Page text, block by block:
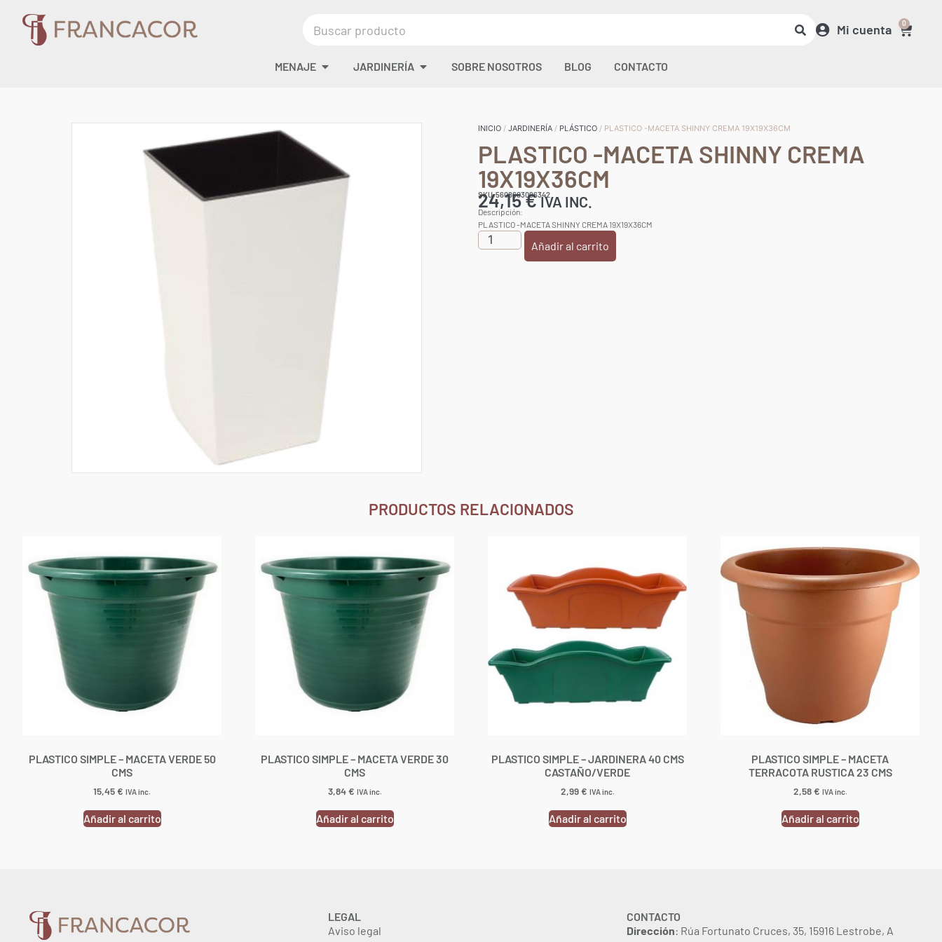
Mi cuenta 0
MENAJE JARDINERÍA SOBRE NOSOTROS BLOG CONTACTO
INICIO / JARDINERÍA / PLÁSTICO / PLASTICO -MACETA SHINNY CREMA 19X19X36CM
PLASTICO -MACETA SHINNY CREMA
19X19X36CM
SKU:5608603096342
24,15€IVA INC.
Descripción:
PLASTICO -MACETA SHINNY CREMA 19X19X36CM
Añadir al carrito
PRODUCTOS RELACIONADOS
PLASTICO SIMPLE – MACETA VERDE 50
CMS
15,45€ IVA inc.
Añadir al carrito
PLASTICO SIMPLE – MACETA VERDE 30
CMS
3,84€ IVA inc.
Añadir al carrito
PLASTICO SIMPLE – JARDINERA 40 CMS
CASTAÑO/VERDE
2,99€ IVA inc.
Añadir al carrito
PLASTICO SIMPLE – MACETA
TERRACOTA RUSTICA 23 CMS
2,58€ IVA inc.
Añadir al carrito
LEGAL
Aviso legal
CONTACTO
Dirección: Rúa Fortunato Cruces, 35, 15916 Lestrobe, A